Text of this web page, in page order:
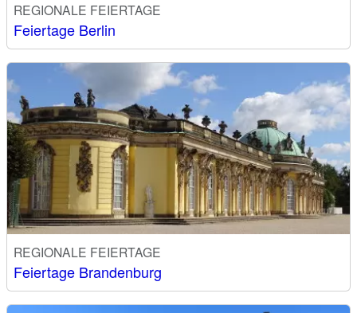
REGIONALE FEIERTAGE
Feiertage Berlin
REGIONALE FEIERTAGE
Feiertage Brandenburg